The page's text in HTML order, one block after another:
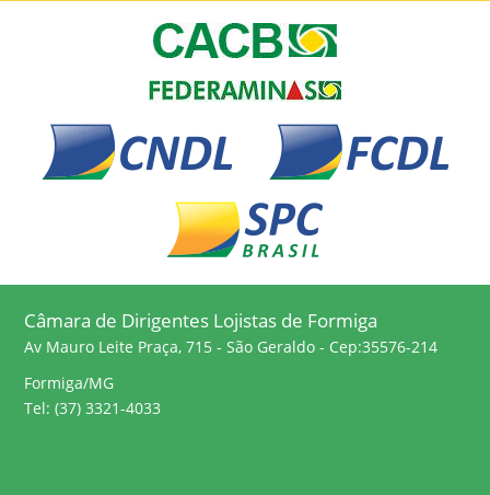
Câmara de Dirigentes Lojistas de Formiga
Av Mauro Leite Praça, 715 - São Geraldo - Cep:35576-214
Formiga/MG
Tel: (37) 3321-4033